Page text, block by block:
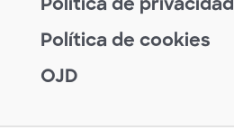
Política de privacidad
Política de cookies
OJD